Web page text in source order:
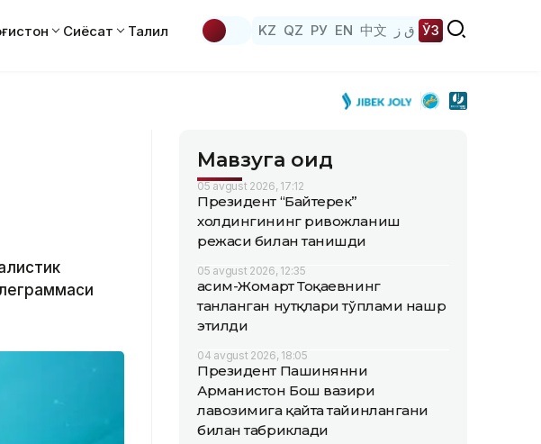
Сиёсат Таҳлил KZ QZ РУ EN 中文 ق ز ЎЗ
Мавзуга оид
05 avgust 2026, 17:12
Президент “Байтерек”
холдингининг ривожланиш
режаси билан танишди
05 avgust 2026, 12:35
Қасим-Жомарт Тоқаевнинг
танланган нутқлари тўплами нашр
этилди
04 avgust 2026, 18:05
Президент Пашинянни
Арманистон Бош вазири
лавозимига қайта тайинлангани
билан табриклади